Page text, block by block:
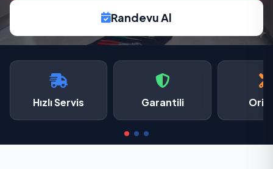
Randevu Al
Hızlı Servis Garantili